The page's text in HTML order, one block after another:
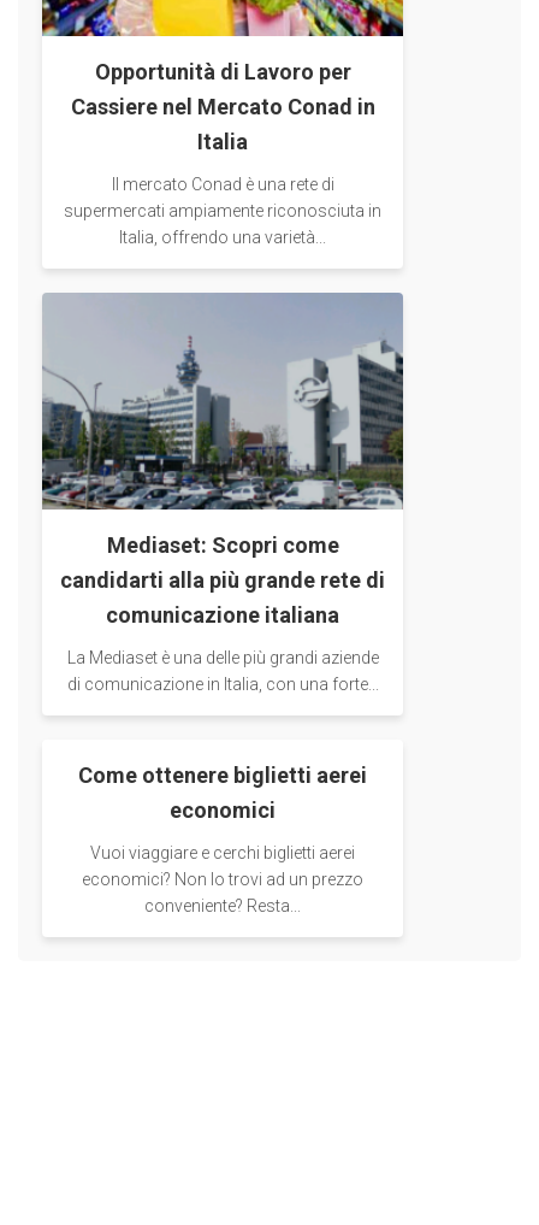
Opportunità di Lavoro per
Cassiere nel Mercato Conad in
Italia
Il mercato Conad è una rete di
supermercati ampiamente riconosciuta in
Italia, offrendo una varietà...
Mediaset: Scopri come
candidarti alla più grande rete di
comunicazione italiana
La Mediaset è una delle più grandi aziende
di comunicazione in Italia, con una forte...
Come ottenere biglietti aerei
economici
Vuoi viaggiare e cerchi biglietti aerei
economici? Non lo trovi ad un prezzo
conveniente? Resta...